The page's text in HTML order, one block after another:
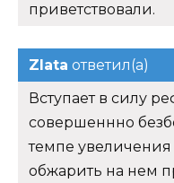
приветствовали.
Zlata ответил(а)
Вступает в силу
совершеннно
темпе
обжарить на нем